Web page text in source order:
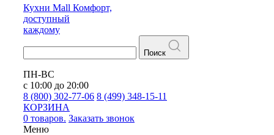
Кухни Mall Комфорт,
доступный
каждому
Поиск
ПН-ВС
с 10:00 до 20:00
8 (800) 302-77-06 8 (499) 348-15-11
КОРЗИНА
0 товаров. Заказать звонок
Меню